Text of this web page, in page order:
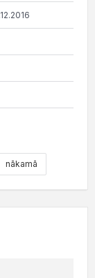
nākamā